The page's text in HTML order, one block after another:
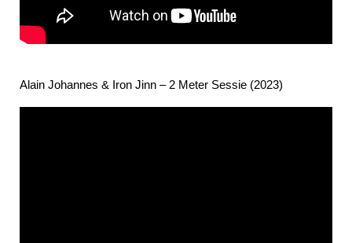
Alain Johannes & Iron Jinn – 2 Meter Sessie (2023)